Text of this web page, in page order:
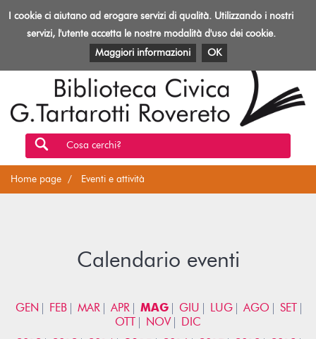
Toggle
Biblioteca
Rovereto
EVENTI E ATTIVITÀ PATRIMONIO E RISORSE
Cosa cerchi?
Home page Eventi e attività
Calendario eventi
GEN FEB MAR APR MAG GIU LUG AGO
SET
OTT
NOV
DIC
I cookie ci aiutano ad erogare servizi di qualità. Utilizzando i nostri
servizi, l'utente accetta le nostre modalità d'uso dei cookie.
Maggiori informazioni
OK